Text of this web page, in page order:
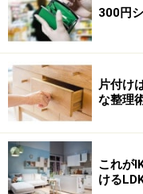
300円
片付け
な整理
これが
ける